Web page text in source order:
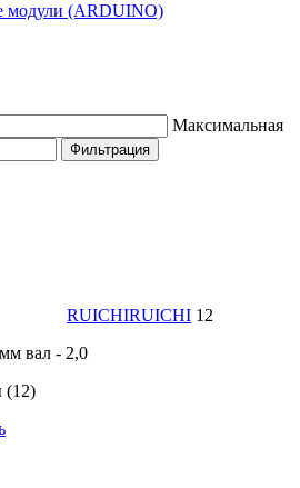
модули (ARDUINO)
Максимальная
Фильтрация
RUICHIRUICHI 12
вал - 2,0
(12)